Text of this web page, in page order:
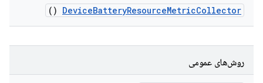
DeviceBatteryResourceMetricCollector
()
روش‌های عمومی